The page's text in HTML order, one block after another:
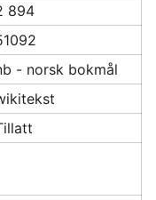
894
- norsk bokmål